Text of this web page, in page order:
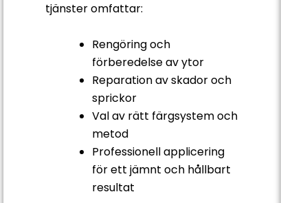
tjänster omfattar:
Rengöring och
förberedelse av ytor
Reparation av skador och
sprickor
Val av rätt färgsystem och
metod
Professionell applicering
för ett jämnt och hållbart
resultat